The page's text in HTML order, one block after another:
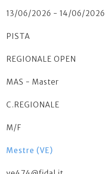
13/06/2026 - 14/06/2026
PISTA
REGIONALE OPEN
MAS - Master
C.REGIONALE
M/F
Mestre (VE)